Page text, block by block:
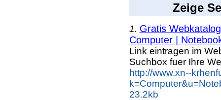
Zeige
1. Gratis
Computer |
Link eintragen im
Suchbox fuer Ihre
http://www.xn--
23.2kb